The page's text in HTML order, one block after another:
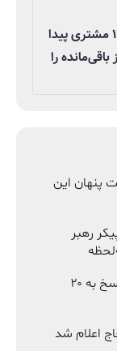
دینارهای اربعین ۱۴۰۵ مشتری پیدا
را
پنهان این
رهبر
ناو وینسنس ۲۹۱ رؤیا را سوزاند / پاسخ به ۲۰
اعلام شد